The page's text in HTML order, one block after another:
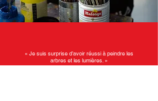
« Je suis surprise d’avoir réussi à peindre les
arbres et les lumières. »